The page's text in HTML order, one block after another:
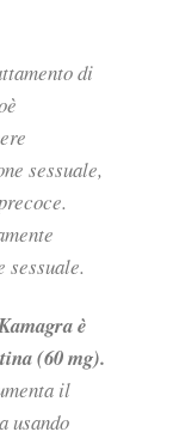
di
sessuale,
sessuale.
è
(60 mg).
il
usando